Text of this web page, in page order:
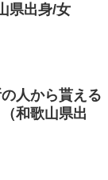
県出身/女
人から貰える
和歌山県出